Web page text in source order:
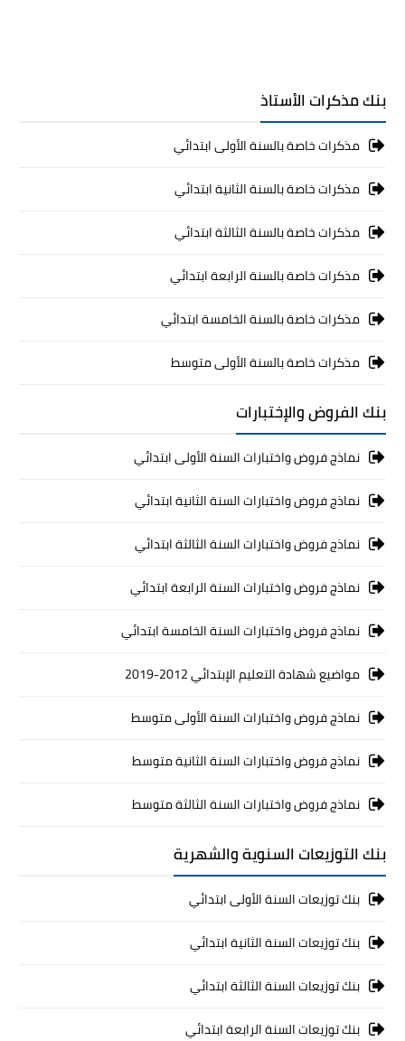
بنك مذكرات الأستاذ
مذكرات خاصة بالسنة الأولى ابتدائي
مذكرات خاصة بالسنة الثانية ابتدائي
مذكرات خاصة بالسنة الثالثة ابتدائي
مذكرات خاصة بالسنة الرابعة ابتدائي
مذكرات خاصة بالسنة الخامسة ابتدائي
مذكرات خاصة بالسنة الأولى متوسط
بنك الفروض والإختبارات
نماذج فروض واختبارات السنة الأولى ابتدائي
نماذج فروض واختبارات السنة الثانية ابتدائي
نماذج فروض واختبارات السنة الثالثة ابتدائي
نماذج فروض واختبارات السنة الرابعة ابتدائي
نماذج فروض واختبارات السنة الخامسة ابتدائي
مواضيع شهادة التعليم الإبتدائي 2012-2019
نماذج فروض واختبارات السنة الأولى متوسط
نماذج فروض واختبارات السنة الثانية متوسط
نماذج فروض واختبارات السنة الثالثة متوسط
بنك التوزيعات السنوية والشهرية
بنك توزيعات السنة الأولى ابتدائي
بنك توزيعات السنة الثانية ابتدائي
بنك توزيعات السنة الثالثة ابتدائي
بنك توزيعات السنة الرابعة ابتدائي